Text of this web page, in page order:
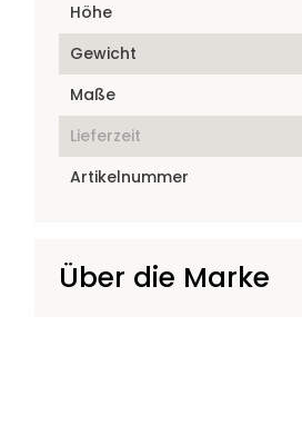
Höhe
Gewicht
Maße
Lieferzeit
Artikelnummer
Über die Marke